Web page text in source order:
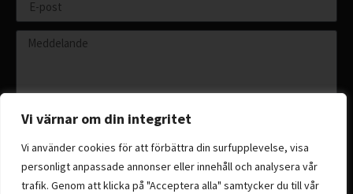
Vi värnar om din integritet
Vi använder cookies för att förbättra din surfupplevelse, visa
personligt anpassade annonser eller innehåll och analysera vår
trafik. Genom att klicka på "Acceptera alla" samtycker du till vår
Skicka